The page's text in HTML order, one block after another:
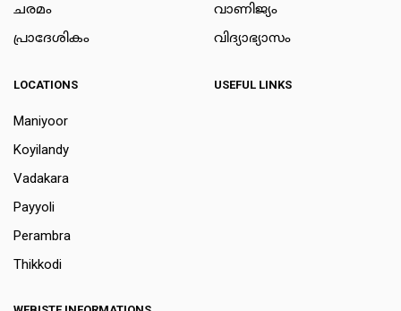
ചരമം
പ്രാദേശികം
വാണിജ്യം
വിദ്യാഭ്യാസം
LOCATIONS
Maniyoor
Koyilandy
Vadakara
Payyoli
Perambra
Thikkodi
USEFUL LINKS